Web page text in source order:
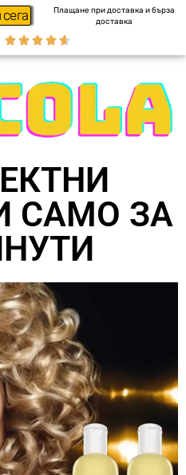
Плащане при доставка и бърза
доставка
    
САМО ЗА